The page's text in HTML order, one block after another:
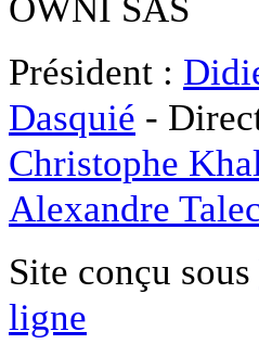
OWNI SAS
Président :
Dasquié -
Christophe
Alexandre
Site conçu sous
ligne